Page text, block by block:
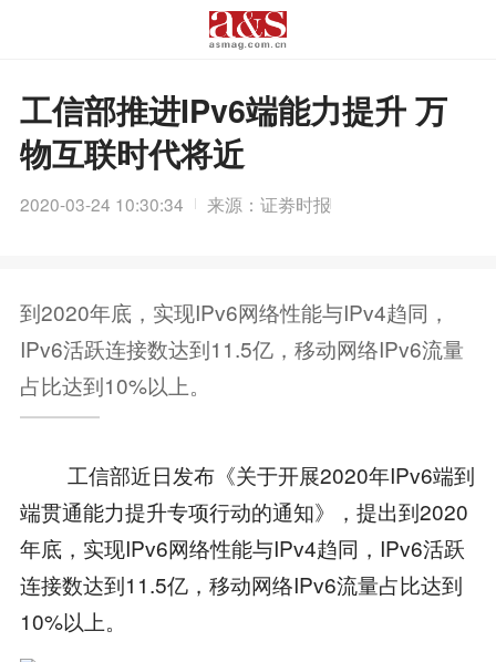
工信部推进IPv6端能力提升 万
物互联时代将近
2020-03-24 10:30:34 来源：证劵时报
到2020年底，实现IPv6网络性能与IPv4趋同，
IPv6活跃连接数达到11.5亿，移动网络IPv6流量
占比达到10%以上。
工信部近日发布《关于开展2020年IPv6端到
端贯通能力提升专项行动的通知》，提出到2020
年底，实现IPv6网络性能与IPv4趋同，IPv6活跃
连接数达到11.5亿，移动网络IPv6流量占比达到
10%以上。